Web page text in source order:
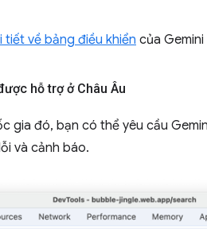
về bảng điều khiển của
hỗ trợ ở Châu Âu
gia đó, bạn có thể yêu cầu
và cảnh báo.